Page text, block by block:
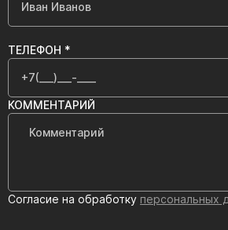
ТЕЛЕФОН *
КОММЕНТАРИЙ
Согласие на обработку персональных